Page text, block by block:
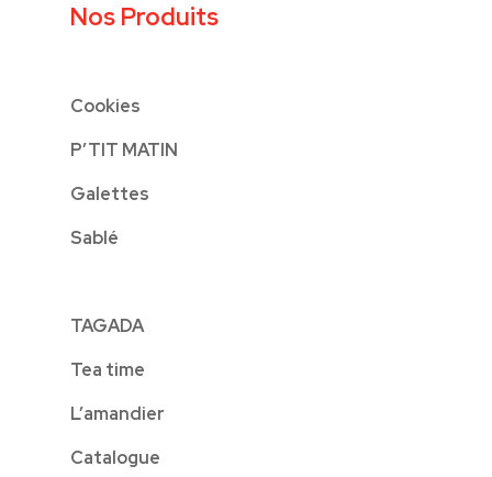
Nos Produits
Cookies
P’TIT MATIN
Galettes
Sablé
TAGADA
Tea time
L’amandier
Catalogue